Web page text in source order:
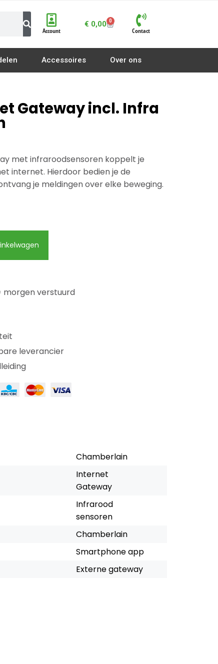
Account
€ 0,00 0
Contact
Enkel hek Openers
Enkele poort Openers
Accessoires Over ons
Gateway incl. Infra
met infraroodsensoren koppelt je
internet. Hierdoor bedien je de
je meldingen over elke beweging.
morgen verstuurd
leverancier
Chamberlain
Internet
Gateway
Infrarood
sensoren
Chamberlain
Smartphone app
Externe gateway